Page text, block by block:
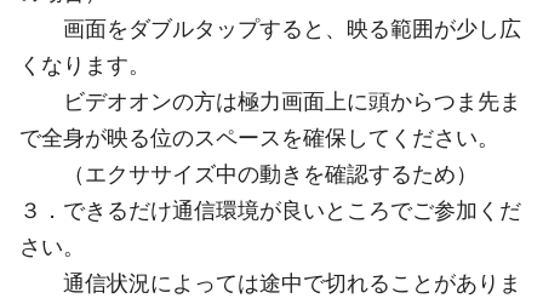
画面をダブルタップすると、映る範囲が少し広
くなります。
ビデオオンの方は極力画面上に頭からつま先ま
で全身が映る位のスペースを確保してください。
（エクササイズ中の動きを確認するため）
３．できるだけ通信環境が良いところでご参加くだ
さい。
通信状況によっては途中で切れることがありま